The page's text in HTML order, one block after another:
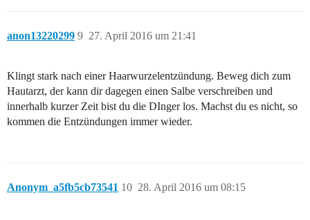
anon13220299 27. April 2016 um 21:41
9
Klingt stark nach einer Haarwurzelentzündung. Beweg dich zum
Hautarzt, der kann dir dagegen einen Salbe verschreiben und
innerhalb kurzer Zeit bist du die DInger los. Machst du es nicht, so
kommen die Entzündungen immer wieder.
Anonym_a5fb5cb73541 28. April 2016 um 08:15
10